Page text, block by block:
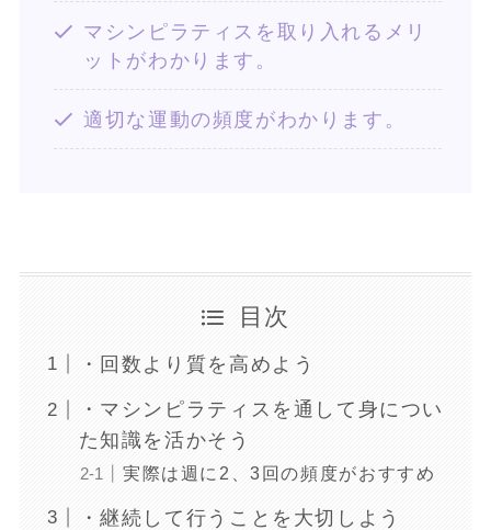
マシンピラティスを取り入れるメリ
ットがわかります。
適切な運動の頻度がわかります。
目次
・回数より質を高めよう
・マシンピラティスを通して身につい
た知識を活かそう
実際は週に2、3回の頻度がおすすめ
・継続して行うことを大切しよう